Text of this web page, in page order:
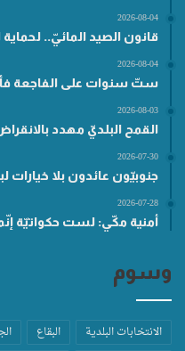
2026-08-04
قانون الصيد المائيّ..
2026-08-04
ستّ سنوات على الفاجعة
2026-08-03
القمح البلديّ مهدد
2026-07-30
جنوبيّون عائدون بلا
2026-07-28
أمنية مكّي: لست حكواتيّة
وسوم
الانتخابات البلدية البقاع